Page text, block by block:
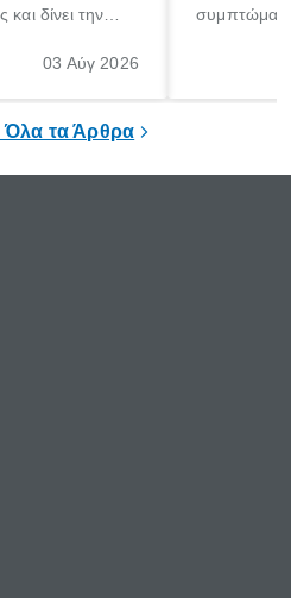
δίνει την
μέρες
03 Αύγ 2026
Όλα τα Άρθρα